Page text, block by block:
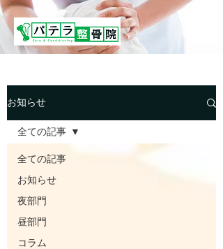
お知らせ
全ての記事
お知らせ
夜部門
昼部門
コラム
全ての記事